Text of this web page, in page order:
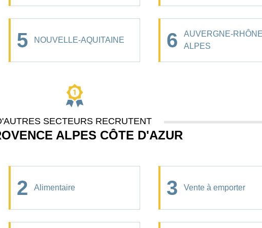
5 NOUVELLE-AQUITAINE 6
AUVERGNE-
ALPES
SECTEURS RECRUTENT
ALPES CÔTE D'AZUR
2 Alimentaire 3 Vente à emporter